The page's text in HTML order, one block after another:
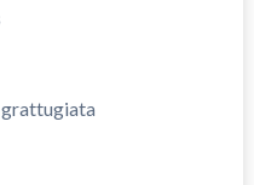
grattugiata